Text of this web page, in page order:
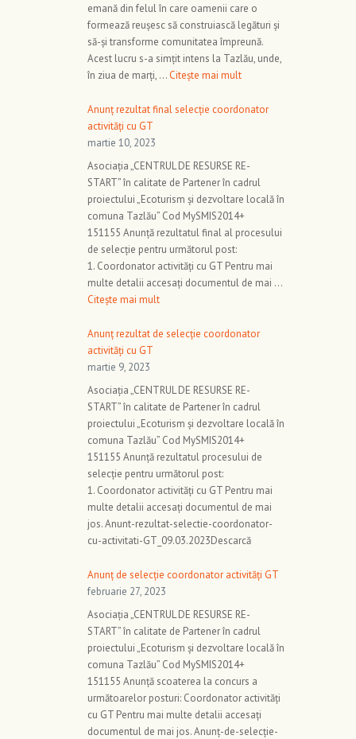
emană din felul în care oamenii care o
formează reușesc să construiască legături și
să-și transforme comunitatea împreună.
Acest lucru s-a simțit intens la Tazlău, unde,
în ziua de marți, … Citește mai mult
Anunț rezultat final selecție coordonator
activități cu GT
martie 10, 2023
Asociația „CENTRUL DE RESURSE RE-
START” în calitate de Partener în cadrul
proiectului „Ecoturism și dezvoltare locală în
comuna Tazlău” Cod MySMIS2014+
151155 Anunță rezultatul final al procesului
de selecție pentru următorul post:
1. Coordonator activități cu GT Pentru mai
multe detalii accesați documentul de mai …
Citește mai mult
Anunț rezultat de selecție coordonator
activități cu GT
martie 9, 2023
Asociația „CENTRUL DE RESURSE RE-
START” în calitate de Partener în cadrul
proiectului „Ecoturism și dezvoltare locală în
comuna Tazlău” Cod MySMIS2014+
151155 Anunță rezultatul procesului de
selecție pentru următorul post:
1. Coordonator activități cu GT Pentru mai
multe detalii accesați documentul de mai
jos. Anunt-rezultat-selectie-coordonator-
cu-activitati-GT_09.03.2023Descarcă
Anunț de selecție coordonator activități GT
februarie 27, 2023
Asociația „CENTRUL DE RESURSE RE-
START” în calitate de Partener în cadrul
proiectului „Ecoturism și dezvoltare locală în
comuna Tazlău” Cod MySMIS2014+
151155 Anunță scoaterea la concurs a
următoarelor posturi: Coordonator activități
cu GT Pentru mai multe detalii accesați
documentul de mai jos. Anunț-de-selecție-